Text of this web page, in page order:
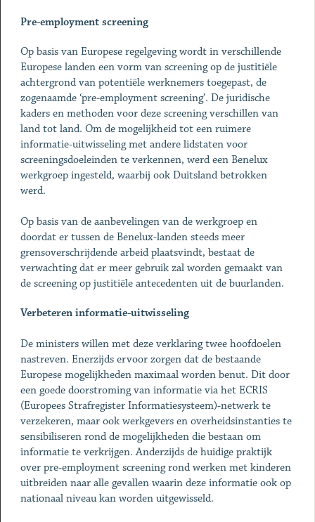
Pre-employment screening
Op basis van Europese regelgeving wordt in verschillende
Europese landen een vorm van screening op de justitiële
achtergrond van potentiële werknemers toegepast, de
zogenaamde ‘pre-employment screening’. De juridische
kaders en methoden voor deze screening verschillen van
land tot land. Om de mogelijkheid tot een ruimere
informatie-uitwisseling met andere lidstaten voor
screeningsdoeleinden te verkennen, werd een Benelux
werkgroep ingesteld, waarbij ook Duitsland betrokken
werd.
Op basis van de aanbevelingen van de werkgroep en
doordat er tussen de Benelux-landen steeds meer
grensoverschrijdende arbeid plaatsvindt, bestaat de
verwachting dat er meer gebruik zal worden gemaakt van
de screening op justitiële antecedenten uit de buurlanden.
Verbeteren informatie-uitwisseling
De ministers willen met deze verklaring twee hoofdoelen
nastreven. Enerzijds ervoor zorgen dat de bestaande
Europese mogelijkheden maximaal worden benut. Dit door
een goede doorstroming van informatie via het ECRIS
(Europees Strafregister Informatiesysteem)-netwerk te
verzekeren, maar ook werkgevers en overheidsinstanties te
sensibiliseren rond de mogelijkheden die bestaan om
informatie te verkrijgen. Anderzijds de huidige praktijk
over pre-employment screening rond werken met kinderen
uitbreiden naar alle gevallen waarin deze informatie ook op
nationaal niveau kan worden uitgewisseld.